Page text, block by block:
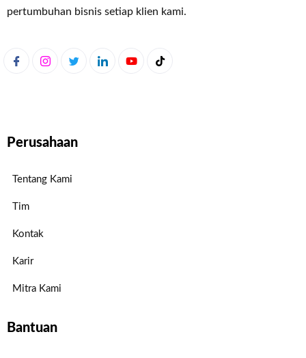
pertumbuhan bisnis setiap klien kami.
Perusahaan
Tentang Kami
Tim
Kontak
Karir
Mitra Kami
Bantuan